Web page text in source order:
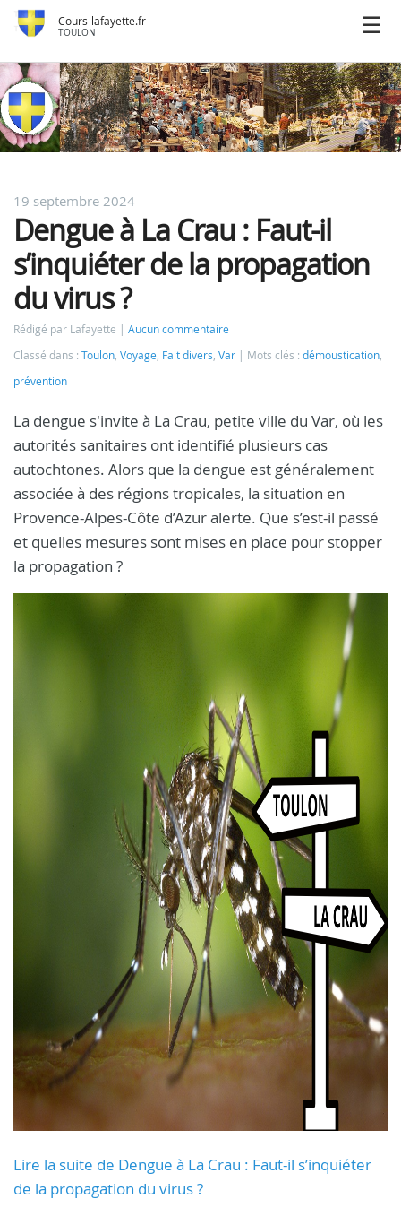
Cours-lafayette.fr
TOULON
19 septembre 2024
Dengue à La Crau : Faut-il
s’inquiéter de la propagation
du virus ?
Rédigé par Lafayette
Aucun commentaire
Classé dans : Toulon, Voyage, Fait divers, Var Mots clés : démoustication,
prévention
La dengue s'invite à La Crau, petite ville du Var, où les
autorités sanitaires ont identifié plusieurs cas
autochtones. Alors que la dengue est généralement
associée à des régions tropicales, la situation en
Provence-Alpes-Côte d’Azur alerte. Que s’est-il passé
et quelles mesures sont mises en place pour stopper
la propagation ?
Lire la suite de Dengue à La Crau : Faut-il s’inquiéter
de la propagation du virus ?